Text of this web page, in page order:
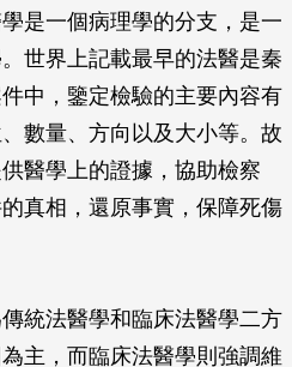
是一個病理學的分支，是一
世界上記載最早的法醫是秦
中，鑒定檢驗的主要內容有
數量、方向以及大小等。故
醫學上的證據，協助檢察
真相，還原事實，保障死傷
統法醫學和臨床法醫學二方
主，而臨床法醫學則強調維